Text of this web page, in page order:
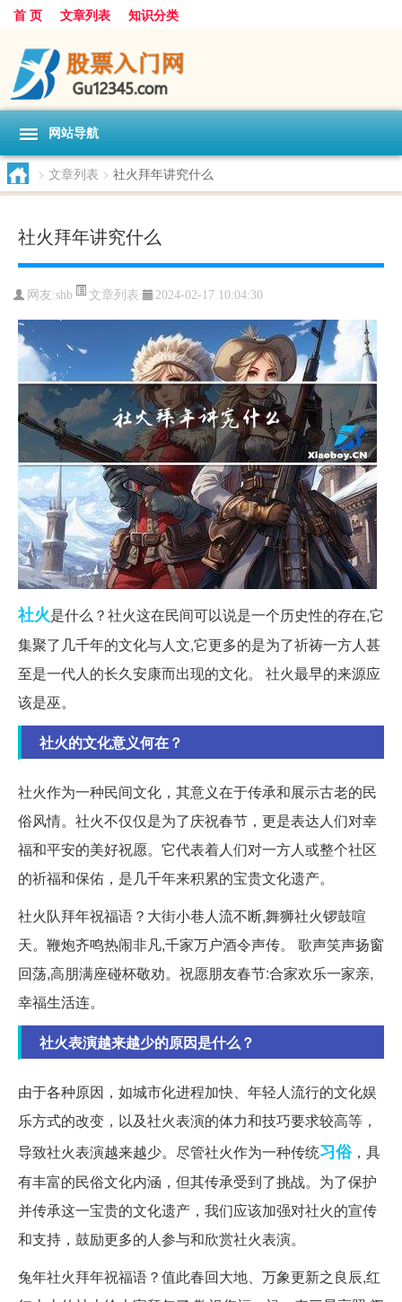
首 页 文章列表 知识分类
网站导航
> 文章列表 > 社火拜年讲究什么
社火拜年讲究什么
网友:shb 文章列表 2024-02-17 10:04:30
社火是什么？社火这在民间可以说是一个历史性的存在,它
集聚了几千年的文化与人文,它更多的是为了祈祷一方人甚
至是一代人的长久安康而出现的文化。 社火最早的来源应
该是巫。
社火的文化意义何在？
社火作为一种民间文化，其意义在于传承和展示古老的民
俗风情。社火不仅仅是为了庆祝春节，更是表达人们对幸
福和平安的美好祝愿。它代表着人们对一方人或整个社区
的祈福和保佑，是几千年来积累的宝贵文化遗产。
社火队拜年祝福语？大街小巷人流不断,舞狮社火锣鼓喧
天。鞭炮齐鸣热闹非凡,千家万户酒令声传。 歌声笑声扬窗
回荡,高朋满座碰杯敬劝。祝愿朋友春节:合家欢乐一家亲,
幸福生活连。
社火表演越来越少的原因是什么？
由于各种原因，如城市化进程加快、年轻人流行的文化娱
乐方式的改变，以及社火表演的体力和技巧要求较高等，
导致社火表演越来越少。尽管社火作为一种传统习俗，具
有丰富的民俗文化内涵，但其传承受到了挑战。为了保护
并传承这一宝贵的文化遗产，我们应该加强对社火的宣传
和支持，鼓励更多的人参与和欣赏社火表演。
兔年社火拜年祝福语？值此春回大地、万象更新之良辰,红